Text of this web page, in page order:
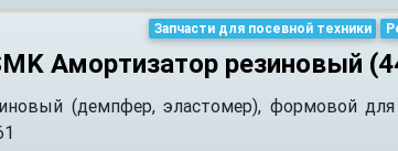
Запчасти для посевной техники
Амортизатор резиновый
(демпфер, эластомер), формовой